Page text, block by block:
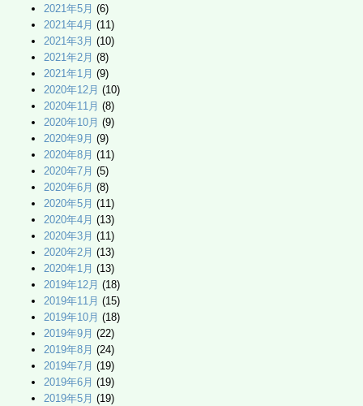
2021年5月 (6)
2021年4月 (11)
2021年3月 (10)
2021年2月 (8)
2021年1月 (9)
2020年12月 (10)
2020年11月 (8)
2020年10月 (9)
2020年9月 (9)
2020年8月 (11)
2020年7月 (5)
2020年6月 (8)
2020年5月 (11)
2020年4月 (13)
2020年3月 (11)
2020年2月 (13)
2020年1月 (13)
2019年12月 (18)
2019年11月 (15)
2019年10月 (18)
2019年9月 (22)
2019年8月 (24)
2019年7月 (19)
2019年6月 (19)
2019年5月 (19)